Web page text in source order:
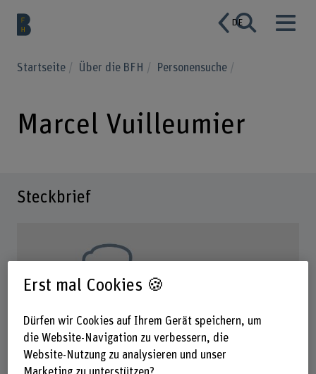
DE
Startseite Über die BFH Personensuche
Marcel Vuilleumier
Steckbrief
Erst mal Cookies 🍪
Dürfen wir Cookies auf Ihrem Gerät speichern, um
die Website-Navigation zu verbessern, die
Website-Nutzung zu analysieren und unser